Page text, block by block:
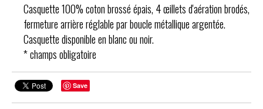
Casquette 100% coton brossé épais, 4 œillets d'aération brodés,
fermeture arrière réglable par boucle métallique argentée.
Casquette disponible en blanc ou noir.
* champs obligatoire
Save